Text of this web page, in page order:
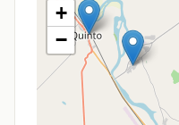
+
−